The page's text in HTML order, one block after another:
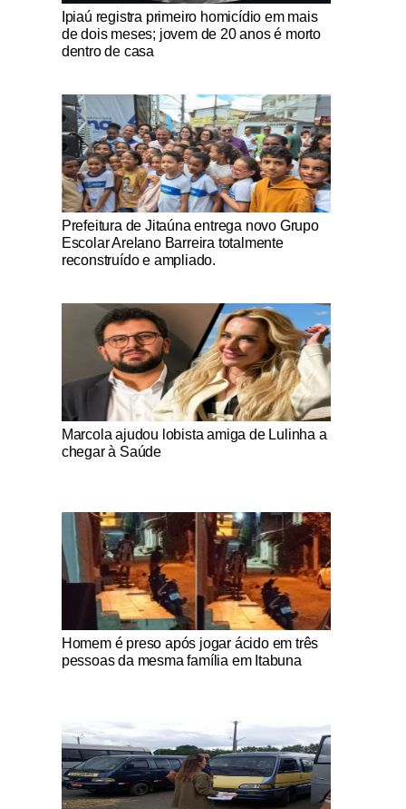
Notícias Católicas
Ipiaú registra primeiro homicídio em mais
de dois meses; jovem de 20 anos é morto
dentro de casa
Notícias Católicas
Prefeitura de Jitaúna entrega novo Grupo
Escolar Arelano Barreira totalmente
reconstruído e ampliado.
Notícias Católicas
Marcola ajudou lobista amiga de Lulinha a
chegar à Saúde
Notícias Católicas
Homem é preso após jogar ácido em três
pessoas da mesma família em Itabuna